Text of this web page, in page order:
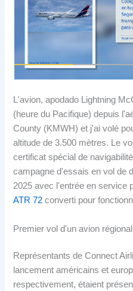
L'avion, apodado Lightning
(heure du Pacifique) depuis
County (KMWH) et j'ai volé
altitude de 3.500 mètres. Le
certificat spécial de
campagne d'essais en vol de
2025 avec l'entrée en service
ATR 72 converti pour
Premier vol d'un avion
Représentants de Connect
lancement américains et
respectivement, étaient